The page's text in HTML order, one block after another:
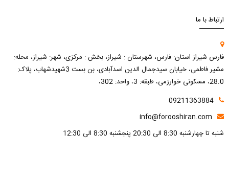
ارتباط با ما
فارس شیراز استان: فارس، شهرستان : شیراز، بخش : مرکزی، شهر: شیراز، محله:
مشیر فاطمی، خیابان سیدجمال الدین اسدآبادی، بن بست 3شهیدشهاب، پلاک:
28.0، مسکونی خوارزمی، طبقه: 3، واحد: 302،
09211363884
info@forooshiran.com
شنبه تا چهارشنبه 8:30 الی 20:30 پنجشنبه 8:30 الی 12:30